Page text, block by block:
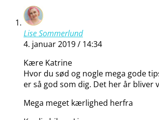
Lise Sommerlund
4. januar 2019 / 14:34
Kære Katrine
Hvor du sød og nogle mega gode
er så god som dig. Det her år
Mega meget kærlighed herfra